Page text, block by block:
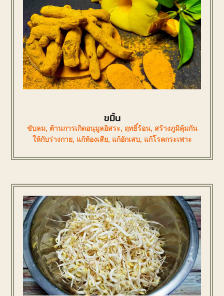
ขมิ้น
ขับลม, ต้านการเกิดอนุมูลอิสระ, ฤทธิ์ร้อน, สร้างภูมิคุ้มกัน
ให้กับร่างกาย, แก้ท้องเสีย, แก้อักเสบ, แก้โรคกระเพาะ